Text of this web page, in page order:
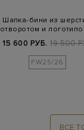
Шапка-бини из
отворотом и
15 600 РУБ. 19 500
FW25/26
ВСЕ